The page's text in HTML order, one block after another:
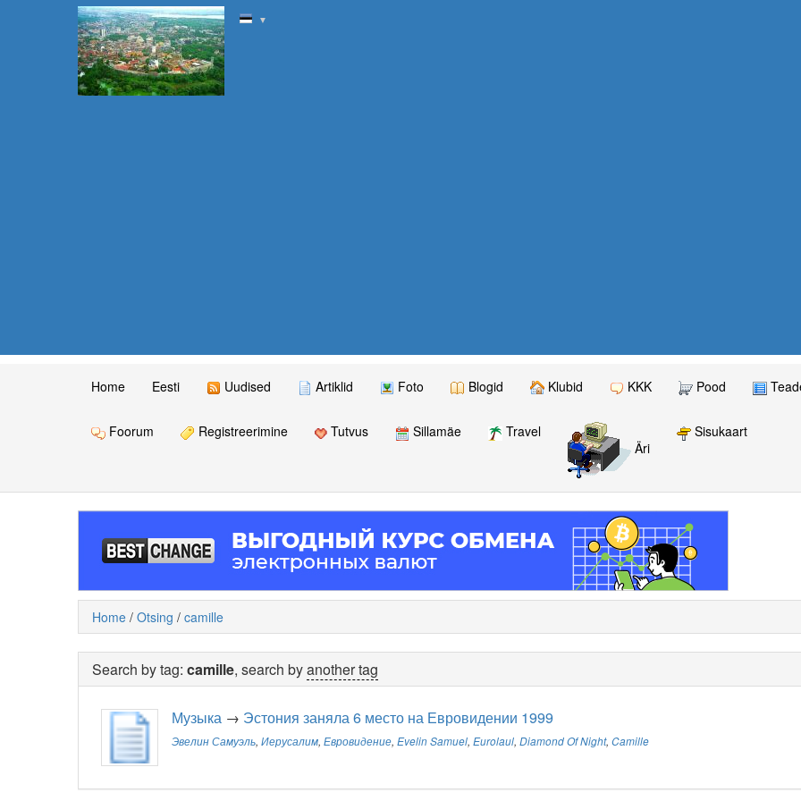
▼
Home Eesti Uudised Artiklid Foto Blogid Klubid KKK Pood
Foorum Registreerimine Tutvus Sillamäe
Travel
Äri
Sisukaart
Home / Otsing / camille
Search by tag: camille, search byanother tag
Музыка → Эстония заняла 6 место на Евровидении 1999
Эвелин Самуэль, Иерусалим, Евровидение, Evelin Samuel, Eurolaul, Diamond Of Night, Camille